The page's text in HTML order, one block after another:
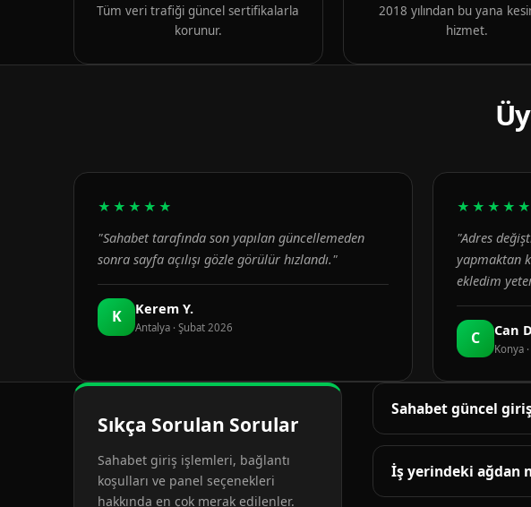
Tüm veri trafiği güncel sertifikalarla
korunur.
2018 yılından bu yana
hizmet.
★★★★★
"Sahabet tarafında son yapılan güncellemeden
sonra sayfa açılışı gözle görülür hızlandı."
K Kerem Y.
Antalya · Şubat 2026
★★★★★
"Adres
yapmaktan
ekledim
C Can
Konya
Sıkça Sorulan Sorular
Sahabet giriş işlemleri, bağlantı
koşulları ve panel seçenekleri
hakkında en çok merak edilenler.
Sahabet güncel
Güncel adres bu
denetlenir; adres
İş yerindeki ağdan